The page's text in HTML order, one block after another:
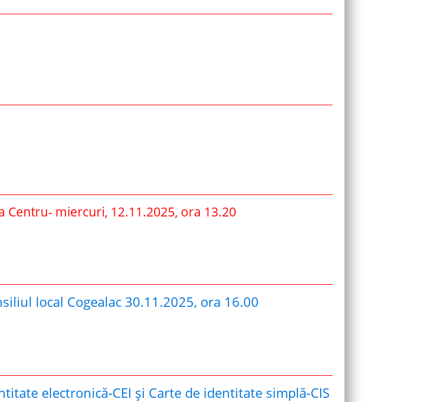
Centru- miercuri, 12.11.2025, ora 13.20
local Cogealac 30.11.2025, ora 16.00
electronică-CEI și Carte de identitate simplă-CIS